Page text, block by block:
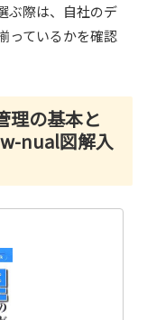
ぶ際は、自社のデ
っているかを確認
理の基本と
nual図解入